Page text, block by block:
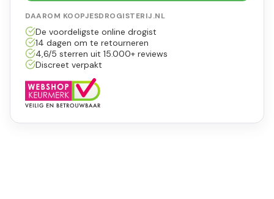
DAAROM KOOPJESDROGISTERIJ.NL
De voordeligste online drogist
14 dagen om te retourneren
4,6/5 sterren uit 15.000+ reviews
Discreet verpakt